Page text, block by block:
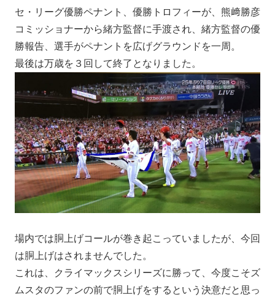
セ・リーグ優勝ペナント、優勝トロフィーが、熊﨑勝彦
コミッショナーから緒方監督に手渡され、緒方監督の優
勝報告、選手がペナントを広げグラウンドを一周。
最後は万歳を３回して終了となりました。
場内では胴上げコールが巻き起こっていましたが、今回
は胴上げはされませんでした。
これは、クライマックスシリーズに勝って、今度こそズ
ムスタのファンの前で胴上げをするという決意だと思っ